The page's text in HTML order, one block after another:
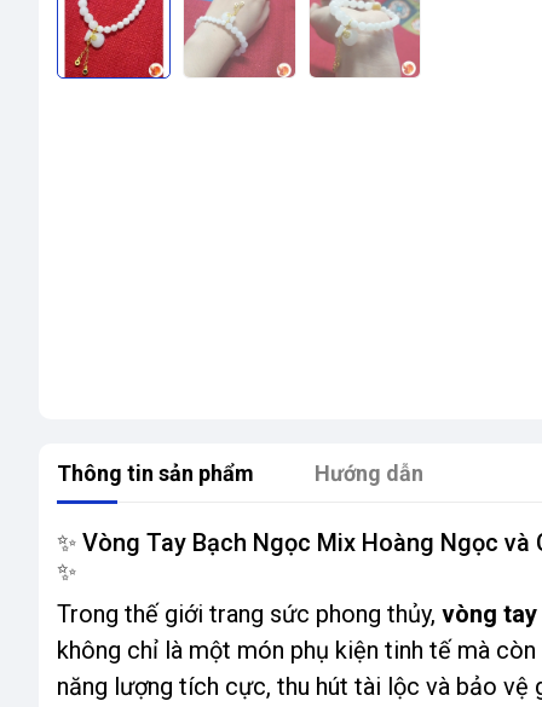
Thông tin sản phẩm Hướng dẫn
✨ Vòng Tay Bạch Ngọc Mix Hoàng Ngọc
✨
Trong thế giới trang sức phong thủy, vòng tay
không chỉ là một món phụ kiện tinh tế mà
năng lượng tích cực, thu hút tài lộc và bảo vệ